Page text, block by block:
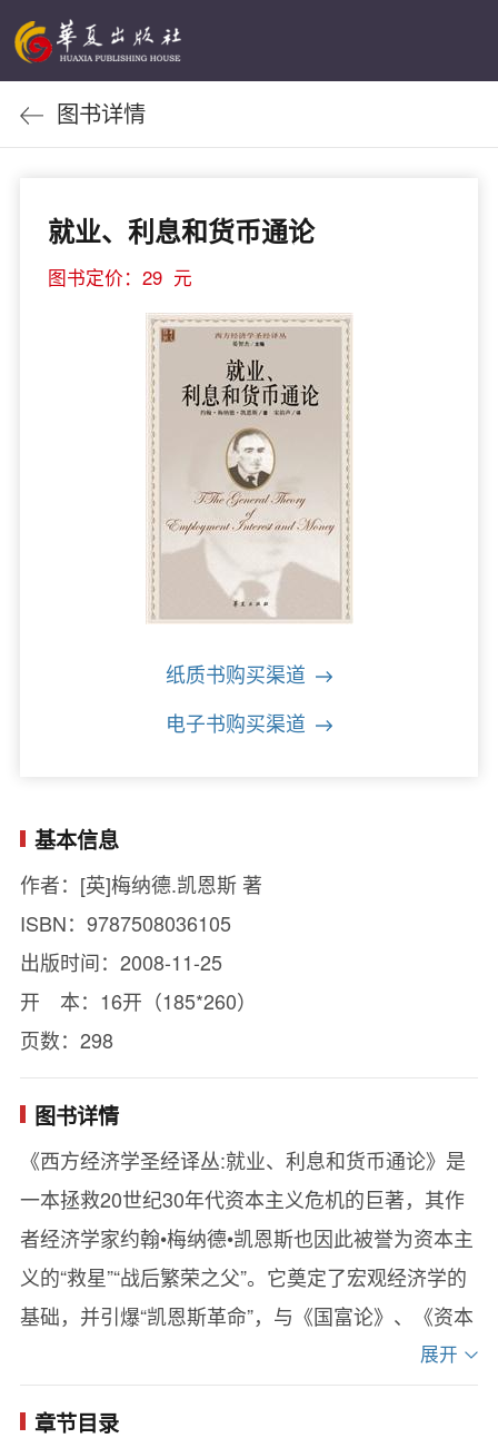
图书详情
就业、利息和货币通论
图书定价：29 元
纸质书购买渠道
电子书购买渠道
基本信息
作者：[英]梅纳德.凯恩斯 著
ISBN：9787508036105
出版时间：2008-11-25
开 本：16开（185*260）
页数：298
图书详情
《西方经济学圣经译丛:就业、利息和货币通论》是
一本拯救20世纪30年代资本主义危机的巨著，其作
者经济学家约翰•梅纳德•凯恩斯也因此被誉为资本主
义的“救星”“战后繁荣之父”。它奠定了宏观经济学的
基础，并引爆“凯恩斯革命”，与《国富论》、《资本
论》并称为影响人类历史进程的三大经济学巨著。
本书中所阐述的财政政策和货币政策，着眼于提出
一种理论依据和基本原则，只是大纲至于这种政策
展开
章节目录